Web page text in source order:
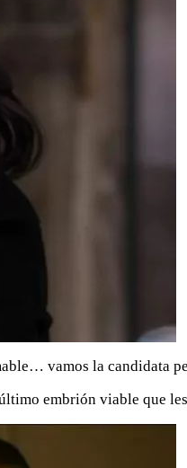
vamos la candidata
embrión viable que